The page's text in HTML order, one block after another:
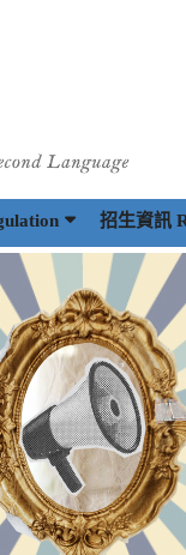
招生資訊